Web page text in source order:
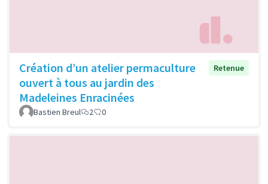
Création d’un atelier permaculture
ouvert à tous au jardin des
Madeleines Enracinées
Retenue
Bastien Breul 2 0